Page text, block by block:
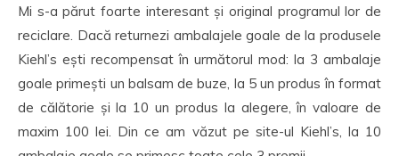
Mi s-a părut foarte interesant și original programul lor de
reciclare. Dacă returnezi ambalajele goale de la produsele
Kiehl’s ești recompensat în următorul mod: la 3 ambalaje
goale primești un balsam de buze, la 5 un produs în format
de călătorie și la 10 un produs la alegere, în valoare de
maxim 100 lei. Din ce am văzut pe site-ul Kiehl’s, la 10